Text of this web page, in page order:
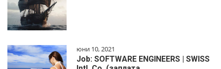
юни 10, 2021
Job: SOFTWARE ENGINEERS | SWISS